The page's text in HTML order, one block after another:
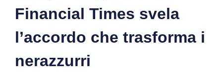
Financial Times svela
l’accordo che trasforma i
nerazzurri